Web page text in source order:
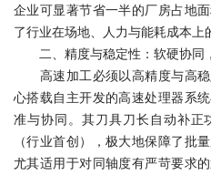
企业可显著节省一半的厂房占地
了行业在场地、人力与能耗成本上
二、精度与稳定性：软硬协同
高速加工必须以高精度与高稳
心搭载自主开发的高速处理器系
准与协同。其刀具刀长自动补正
（行业首创），极大地保障了批
尤其适用于对同轴度有严苛要求